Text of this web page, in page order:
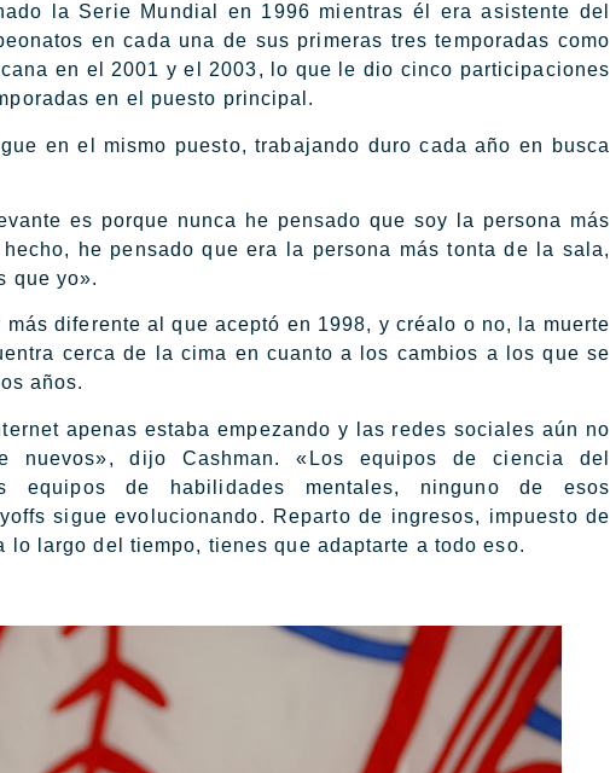
la Serie Mundial en 1996 mientras él era asistente del
en cada una de sus primeras tres temporadas como
en el 2001 y el 2003, lo que le dio cinco participaciones
en el puesto principal.
en el mismo puesto, trabajando duro cada año en busca
es porque nunca he pensado que soy la persona más
he pensado que era la persona más tonta de la sala,
que yo».
diferente al que aceptó en 1998, y créalo o no, la muerte
cerca de la cima en cuanto a los cambios a los que se
años.
apenas estaba empezando y las redes sociales aún no
nuevos», dijo Cashman. «Los equipos de ciencia del
equipos de habilidades mentales, ninguno de esos
sigue evolucionando. Reparto de ingresos, impuesto de
largo del tiempo, tienes que adaptarte a todo eso.